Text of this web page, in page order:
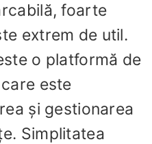
foarte
extrem de util.
o platformă de
este
și gestionarea
Simplitatea